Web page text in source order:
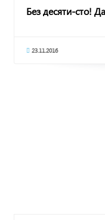
Без десяти-сто!
23.11.2016